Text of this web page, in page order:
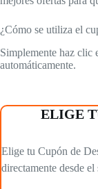
¿Cómo se utiliza el
Simplemente haz clic
automáticamente.
ELIGE
Elige tu Cupón de
directamente desde